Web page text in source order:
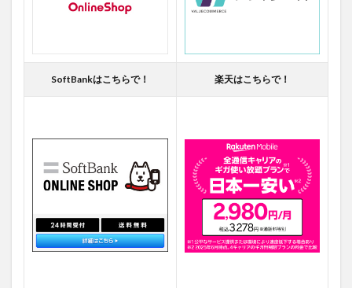
SoftBankはこちらで！ 楽天はこちらで！